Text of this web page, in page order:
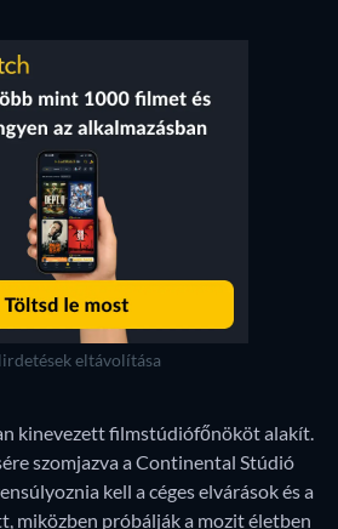
eltávolítása
kinevezett filmstúdiófőnököt alakít.
szomjazva a Continental Stúdió
kell a céges elvárások és a
miközben próbálják a mozit életben